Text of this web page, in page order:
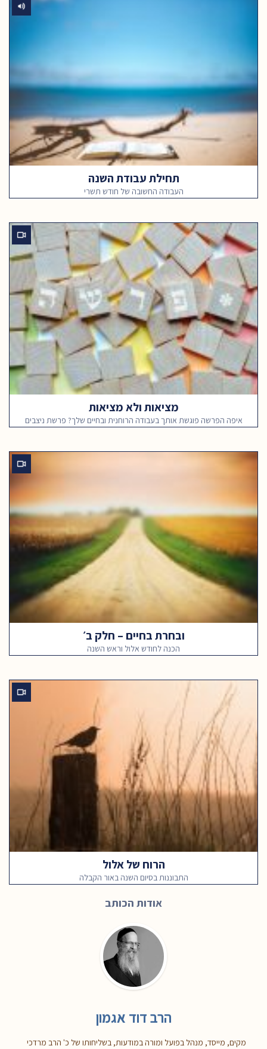
תחילת עבודת השנה
העבודה החשובה של חודש תשרי
מציאות ולא מציאות
איפה הפרשה פוגשת אותך בעבודה הרוחנית ובחיים שלך? פרשת ניצבים
ובחרת בחיים – חלק ב׳
הכנה לחודש אלול וראש השנה
הרוח של אלול
התבוננות בסיום השנה באור הקבלה
אודות הכותב
הרב דוד אגמון
מקים, מייסד, מנהל בפועל ומורה במודעות, בשליחותו של כ' הרב מרדכי